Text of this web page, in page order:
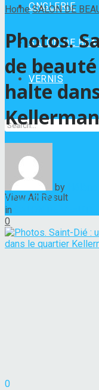
ONGLERIE
SALON DE
VERNIS
No Result
View All Result
Home SALON DE
Photos.
de
halte
by
27 juin 2024
in
0
0